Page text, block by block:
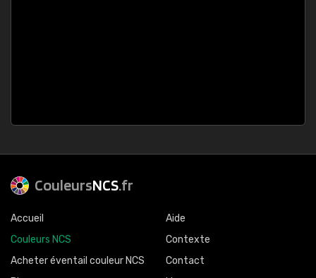
CouleursNCS.fr
Accueil
Couleurs NCS
Acheter éventail couleur NCS
Aide
Contexte
Contact